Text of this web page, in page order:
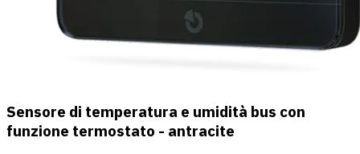
Sensore di temperatura e umidità bus con
funzione termostato - antracite